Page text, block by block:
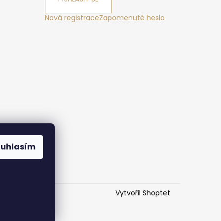
Nová registraceZapomenuté heslo
Vytvořil Shoptet